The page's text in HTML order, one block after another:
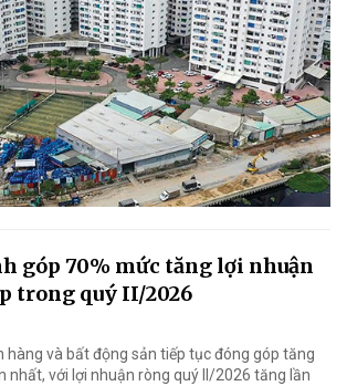
góp 70% mức tăng lợi nhuận
trong quý II/2026
hàng và bất động sản tiếp tục đóng góp tăng
nhất, với lợi nhuận ròng quý II/2026 tăng lần